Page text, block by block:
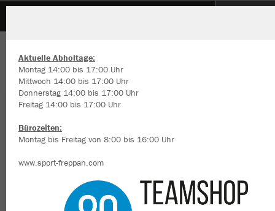
Aktuelle Abholtage:
Montag 14:00 bis 17:00 Uhr
Mittwoch 14:00 bis 17:00 Uhr
Donnerstag 14:00 bis 17:00 Uhr
Freitag 14:00 bis 17:00 Uhr
Bürozeiten:
Montag bis Freitag von 8:00 bis 16:00 Uhr
www.sport-freppan.com
Wir verwenden Cookies
Inhalte anzeigen und unsere Website verbessern. Weitere
zu den Cookies findest Du in den Einstellungen.
Alle ablehnen